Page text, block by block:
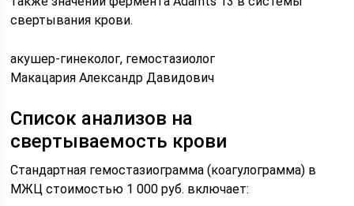
свертывания крови.
акушер-гинеколог, гемостазиолог
Макацария Александр Давидович
Список анализов на
свертываемость крови
Стандартная гемостазиограмма (коагулограмма) в
МЖЦ стоимостью 1 000 руб. включает: